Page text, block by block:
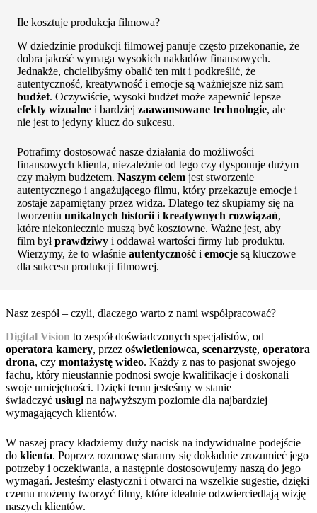
Ile kosztuje produkcja filmowa?
W dziedzinie produkcji filmowej panuje często przekonanie, że
dobra jakość wymaga wysokich nakładów finansowych.
Jednakże, chcielibyśmy obalić ten mit i podkreślić, że
autentyczność, kreatywność i emocje są ważniejsze niż sam
budżet. Oczywiście, wysoki budżet może zapewnić lepsze
efekty wizualne i bardziej zaawansowane technologie, ale
nie jest to jedyny klucz do sukcesu.
Potrafimy dostosować nasze działania do możliwości
finansowych klienta, niezależnie od tego czy dysponuje dużym
czy małym budżetem. Naszym celem jest stworzenie
autentycznego i angażującego filmu, który przekazuje emocje i
zostaje zapamiętany przez widza. Dlatego też skupiamy się na
tworzeniu unikalnych historii i kreatywnych rozwiązań,
które niekoniecznie muszą być kosztowne. Ważne jest, aby
film byłprawdziwy i oddawał wartości firmy lub produktu.
Wierzymy, że to właśnie autentyczność i emocje są kluczowe
dla sukcesu produkcji filmowej.
Nasz zespół – czyli, dlaczego warto z nami współpracować?
Digital Vision to zespół doświadczonych specjalistów, od
operatora kamery, przez oświetleniowca, scenarzystę, operatora
drona, czy montażystę wideo. Każdy z nas to pasjonat swojego
fachu, który nieustannie podnosi swoje kwalifikacje i doskonali
swoje umiejętności. Dzięki temu jesteśmy w stanie
świadczyć usługi na najwyższym poziomie dla najbardziej
wymagających klientów.
W naszej pracy kładziemy duży nacisk na indywidualne podejście
do klienta. Poprzez rozmowę staramy się dokładnie zrozumieć jego
potrzeby i oczekiwania, a następnie dostosowujemy naszą do jego
wymagań. Jesteśmy elastyczni i otwarci na wszelkie sugestie, dzięki
czemu możemy tworzyć filmy, które idealnie odzwierciedlają wizję
naszych klientów.